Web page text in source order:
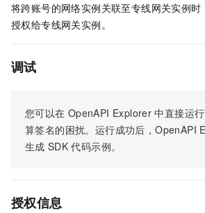
将跨账号的网络实例关联至专线网关实例
授权给专线网关实例。
调试
您可以在 OpenAPI Explorer 中直接运
算签名的困扰。运行成功后，OpenAPI
生成 SDK 代码示例。
授权信息